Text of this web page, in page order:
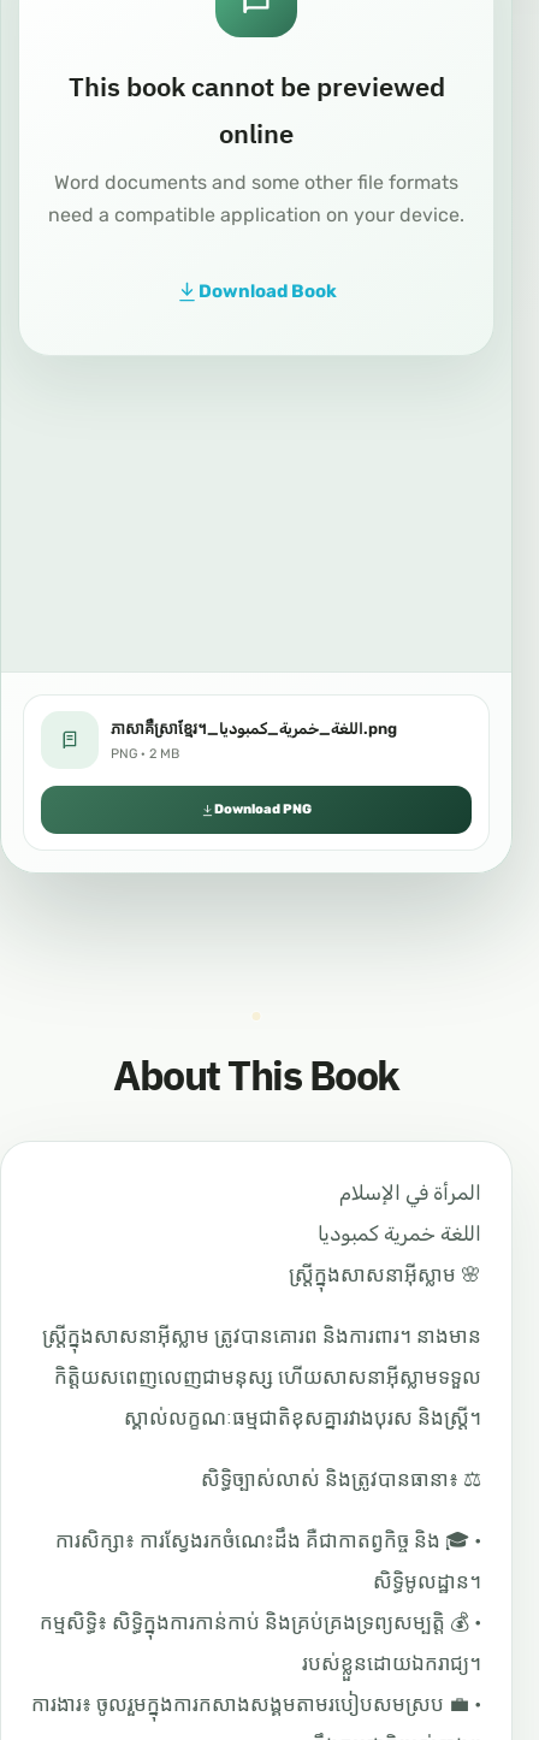
This book cannot be previewed
online
Word documents and some other file formats
need a compatible application on your device.
Download Book
ភាសាគឺស្រាខ្មែរ។_اللغة_خمرية_كمبوديا.png
PNG · 2 MB
Download PNG
About This Book
المرأة في الإسلام
اللغة خمرية كمبوديا
🌸 ស្ត្រីក្នុងសាសនាអ៊ីស្លាម
ស្ត្រីក្នុងសាសនាអ៊ីស្លាម ត្រូវបានគោរព និងការពារ។ នាងមាន
កិត្តិយសពេញលេញជាមនុស្ស ហើយសាសនាអ៊ីស្លាមទទួល
ស្គាល់លក្ខណៈធម្មជាតិខុសគ្នារវាងបុរស និងស្ត្រី។
⚖️ សិទ្ធិច្បាស់លាស់ និងត្រូវបានធានា៖
• 🎓 ការសិក្សា៖ ការស្វែងរកចំណេះដឹង គឺជាកាតព្វកិច្ច និង
សិទ្ធិមូលដ្ឋាន។
• 💰 កម្មសិទ្ធិ៖ សិទ្ធិក្នុងការកាន់កាប់ និងគ្រប់គ្រងទ្រព្យសម្បត្តិ
របស់ខ្លួនដោយឯករាជ្យ។
• 💼 ការងារ៖ ចូលរួមក្នុងការកសាងសង្គមតាមរបៀបសមស្រប